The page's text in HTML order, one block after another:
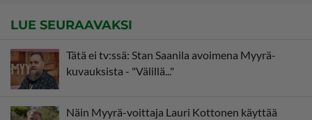
LUE SEURAAVAKSI
Tätä ei tv:ssä: Stan Saanila avoimena Myyrä-
kuvauksista - "Välillä..."
Näin Myyrä-voittaja Lauri Kottonen käyttää